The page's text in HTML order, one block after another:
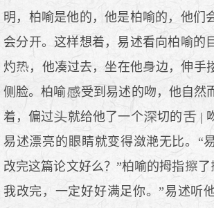
明，柏喻是他的，他是柏喻的，他们
会分开。这样想着，易述看向柏喻的
灼
，他凑过去，坐在他
边，伸手
侧脸。柏喻
受到易述的吻，他自然
着，偏过
就给他了一个 切的
|
易述漂亮的
睛就变得潋滟无比。“
改完这篇论文好么？”柏喻的拇指
了
我改完，一定好好满足你。”易述听